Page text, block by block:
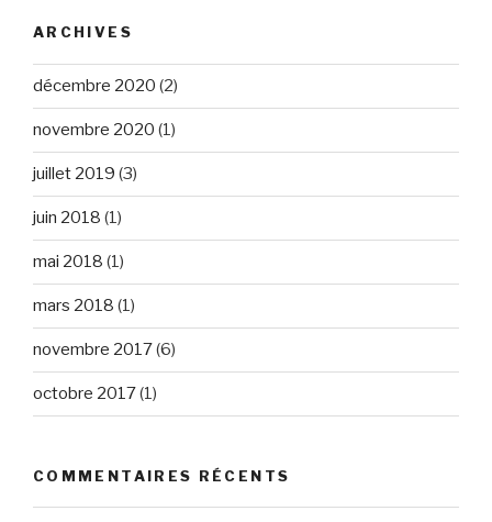
ARCHIVES
décembre 2020 (2)
novembre 2020 (1)
juillet 2019 (3)
juin 2018 (1)
mai 2018 (1)
mars 2018 (1)
novembre 2017(6)
octobre 2017(1)
COMMENTAIRES RÉCENTS